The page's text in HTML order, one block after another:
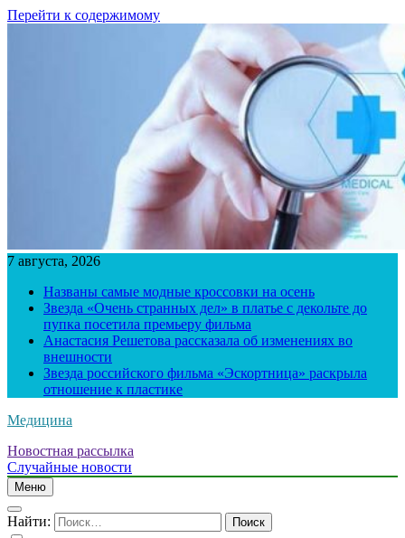
Перейти к содержимому
7 августа, 2026
Названы самые модные кроссовки на осень
Звезда «Очень странных дел» в платье с декольте до
пупка посетила премьеру фильма
Анастасия Решетова рассказала об изменениях во
внешности
Звезда российского фильма «Эскортница» раскрыла
отношение к пластике
Медицина
Новостная рассылка
Случайные новости
Меню
Найти: